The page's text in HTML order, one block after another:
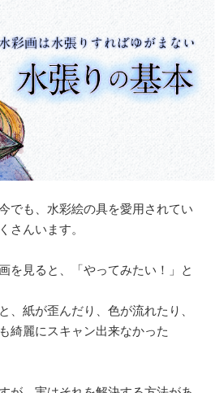
でも、水彩絵の具を愛用されてい
さんいます。
を見ると、「やってみたい！」と
、紙が歪んだり、色が流れたり、
綺麗にスキャン出来なかった